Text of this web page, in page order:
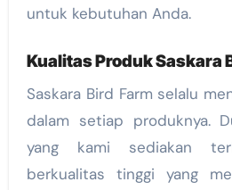
untuk kebutuhan Anda.
Kualitas Produk Saskara
Saskara Bird Farm selalu
dalam setiap produknya.
yang kami sediakan
berkualitas tinggi yang